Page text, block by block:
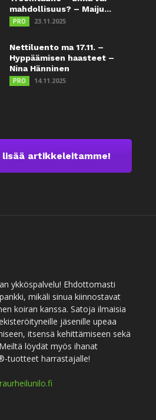
mahdollisuus? – Maiju...
PRO 23.11.2025
Nettiluento ma 17.11. –
Hyppäämisen haasteet –
Nina Hänninen
PRO 14.11.2025
lisää artikkeleitamme!
ykköspalvelu! Ehdottomasti
mikäli sinua kiinnostavat
koiran kanssa. Satoja ilmaisia
jäsenille upeaa
itsensä kehittämiseen sekä
löydät myös ihanat
tuotteet harrastajalle!